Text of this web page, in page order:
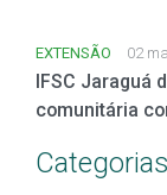
EXTENSÃO 02
IFSC Jaraguá
comunitária
Categorias